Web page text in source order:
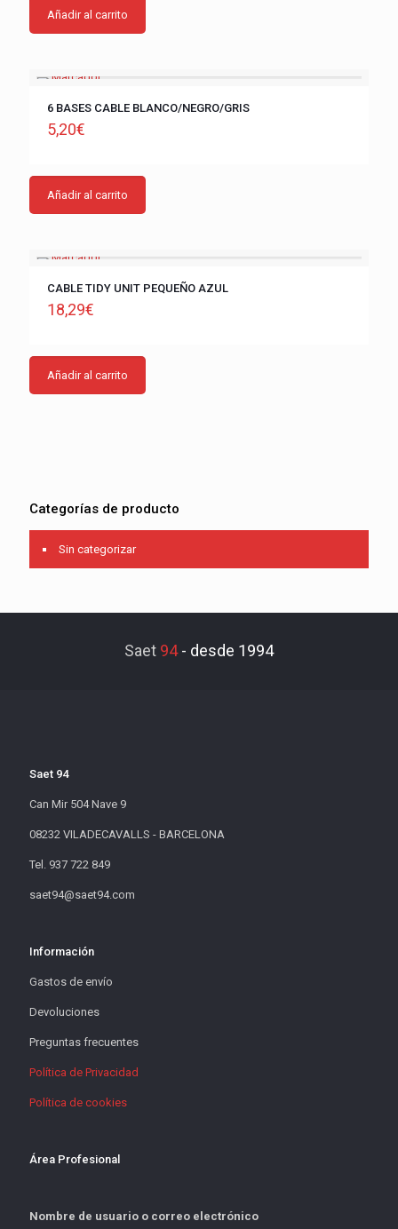
Añadir al carrito
6 BASES CABLE BLANCO/NEGRO/GRIS
5,20€
Añadir al carrito
CABLE TIDY UNIT PEQUEÑO AZUL
18,29€
Añadir al carrito
Categorías de producto
Sin categorizar
Saet 94- desde 1994
Saet 94
Can Mir 504 Nave 9
08232 VILADECAVALLS - BARCELONA
Tel. 937 722 849
saet94@saet94.com
Información
Gastos de envío
Devoluciones
Preguntas frecuentes
Política de Privacidad
Política de cookies
Área Profesional
Nombre de usuario o correo electrónico